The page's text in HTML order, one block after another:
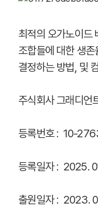
최적의 오가노이드
조합들에 대한 생
결정하는 방법, 및
주식회사 그래디언
등록번호 : 10-
등록일자 : 2025.
출원일자 : 2023.